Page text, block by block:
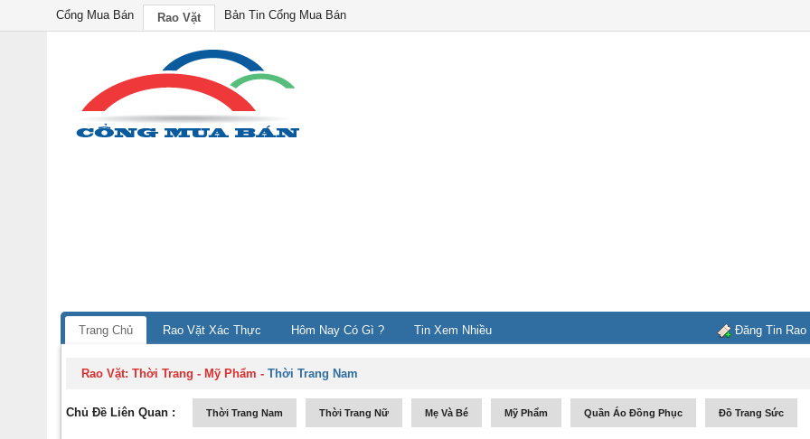
Cổng Mua Bán Rao Vặt Bản Tin Cổng Mua Bán
Trang Chủ Rao Vặt Xác Thực Hôm Nay Có Gì ? Tin Xem Nhiều Đăng Tin Rao
Rao Vặt:Thời Trang - Mỹ Phẩm -Thời Trang Nam
Chủ Đề Liên Quan : Thời Trang Nam Thời Trang Nữ Mẹ Và Bé Mỹ Phẩm Quần Áo Đồng Phục Đồ Trang Sức